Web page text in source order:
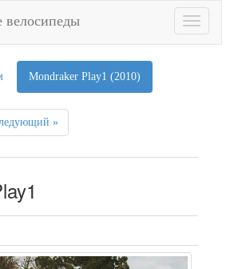
Toggle
велосипеды
Mondraker Play1 (2010)
»